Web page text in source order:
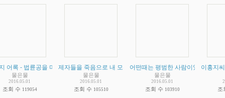
어록 - 법륜공을 미신이라 부르는 과학자들에 대해서 한 말입니다. (2)
물은물
2016.05.01
조회 수 119054
제자들을 죽음으로 내 모는 이홍지 - 공산당을 욕할게 아니라
물은물
2016.05.01
조회 수 105510
어떤때는 평범한 사람이었다가 어
물은물
2016.05.01
조회 수 103910
이홍지
조